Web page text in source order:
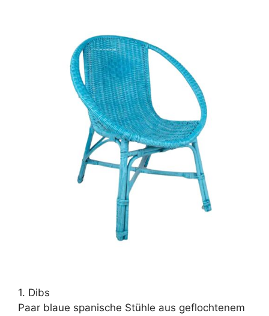
1. Dibs
Paar blaue spanische Stühle aus geflochtenem